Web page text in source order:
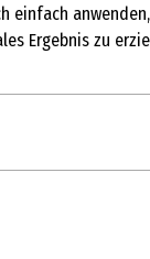
Ergebnis zu